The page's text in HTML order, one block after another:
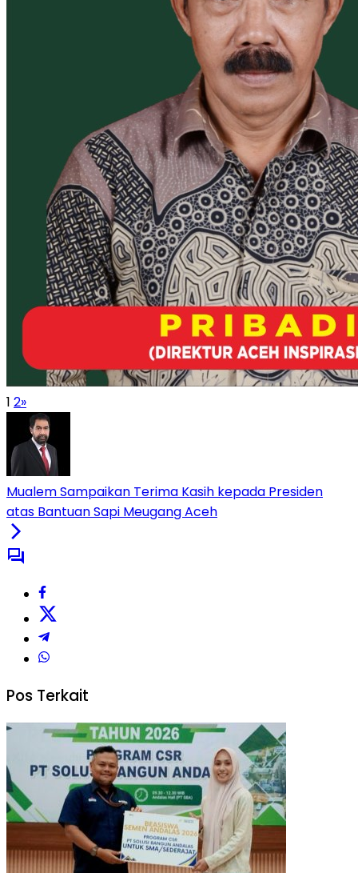
1 2»
Mualem Sampaikan Terima Kasih kepada Presiden
atas Bantuan Sapi Meugang Aceh
Pos Terkait